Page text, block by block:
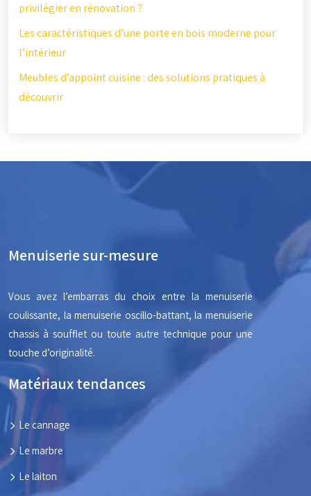
privilégier en rénovation ?
Les caractéristiques d’une porte en bois moderne pour
l’intérieur
Meubles d’appoint cuisine : des solutions pratiques à
découvrir
Menuiserie sur-mesure
Vous avez l’embarras du choix entre la menuiserie
coulissante, la menuiserie oscillo-battant, la menuiserie
chassis à soufflet ou toute autre technique pour une
touche d’originalité.
Matériaux tendances
Le cannage
Le marbre
Le laiton